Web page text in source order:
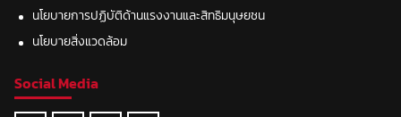
นโยบายการปฏิบัติด้านแรงงานและสิทธิมนุษยชน
นโยบายสิ่งแวดล้อม
Social Media